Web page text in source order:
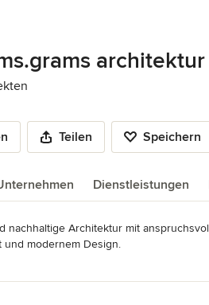
architektur
Teilen Speichern
Dienstleistungen
nachhaltige Architektur mit
modernem Design.